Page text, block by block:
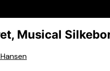
Musical